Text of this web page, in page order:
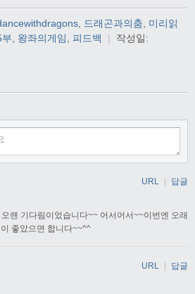
드래곤과의춤
미리읽
왕좌의게임 피드백 |
작성일:
랜 기다림이었습니다~~ 어서어서~~이번엔 오래
좋았으면 합니다~~^^
URL 답글
URL 답글